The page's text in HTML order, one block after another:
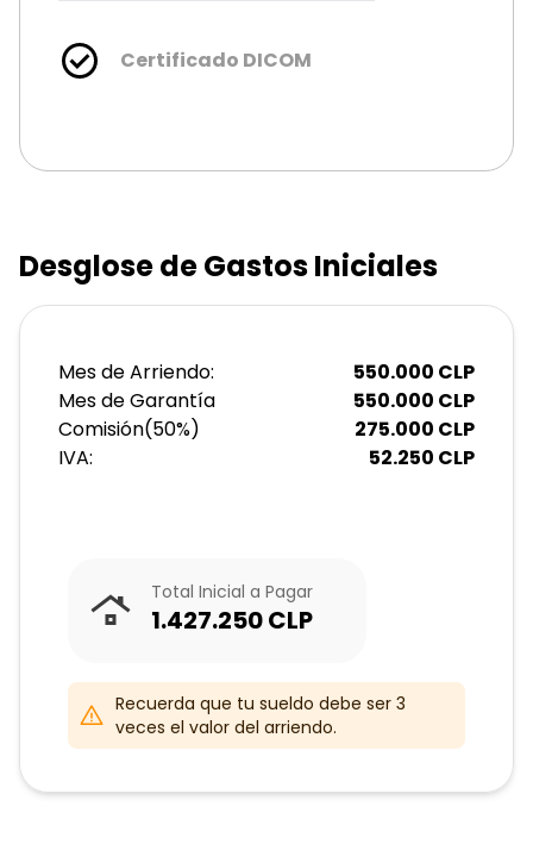
Certificado DICOM
Desglose de Gastos Iniciales
Mes de Arriendo: 550.000 CLP
Mes de Garantía
550.000 CLP
Comisión(50%) 275.000 CLP
IVA:
52.250 CLP
Total Inicial a Pagar
1.427.250CLP
Recuerda que tu sueldo debe ser 3
veces el valor del arriendo.